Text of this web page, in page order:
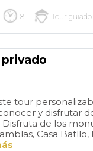
8 Tour guiado
tour
y disfrutar
de los
Casa